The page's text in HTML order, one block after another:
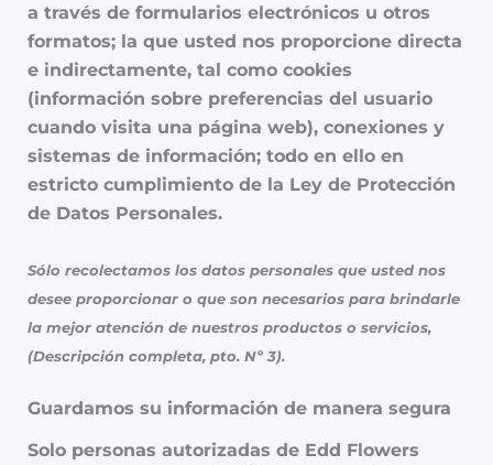
a través de formularios electrónicos u otros
formatos; la que usted nos proporcione directa
e indirectamente, tal como cookies
(información sobre preferencias del usuario
cuando visita una página web), conexiones y
sistemas de información; todo en ello en
estricto cumplimiento de la Ley de Protección
de Datos Personales.
Sólo recolectamos los datos personales que usted nos
desee proporcionar o que son necesarios para brindarle
la mejor atención de nuestros productos o servicios,
(Descripción completa, pto. Nº 3).
Guardamos su información de manera segura
Solo personas autorizadas de Edd Flowers